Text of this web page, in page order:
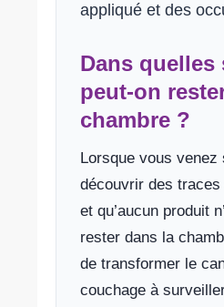
appliqué et des
Dans
peut-on
chambre ?
Lorsque vous venez
découvrir des
et qu’aucun produit
rester dans la
de transformer le
couchage à